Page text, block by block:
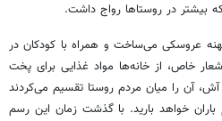
بیشتر در روستاها رواج داشت.
عروسکی می‌ساخت و همراه با کودکان در
خاص، از خانه‌ها مواد غذایی برای پخت
آن را میان مردم روستا تقسیم می‌کردند
خواهد بارید. با گذشت زمان این رسم